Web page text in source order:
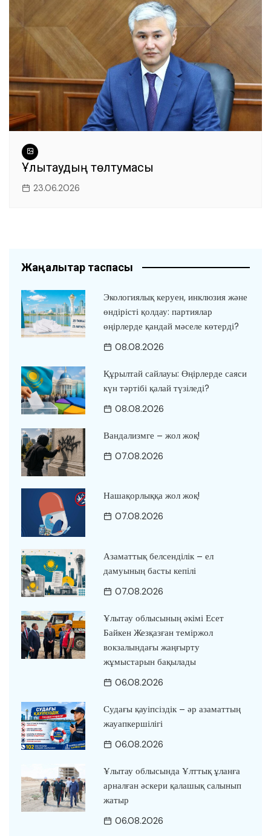
Ұлытаудың төлтумасы
23.06.2026
Жаңалықтар таспасы
Экологиялық керуен, инклюзия және
өндірісті қолдау: партиялар
өңірлерде қандай мәселе көтерді?
08.08.2026
Құрылтай сайлауы: Өңірлерде саяси
күн тәртібі қалай түзіледі?
08.08.2026
Вандализмге – жол жоқ!
07.08.2026
Нашақорлыққа жол жоқ!
07.08.2026
Азаматтық белсенділік – ел
дамуының басты кепілі
07.08.2026
Ұлытау облысының әкімі Есет
Байкен Жезқазған теміржол
вокзалындағы жаңғырту
жұмыстарын бақылады
06.08.2026
Судағы қауіпсіздік – әр азаматтың
жауапкершілігі
06.08.2026
Ұлытау облысында Ұлттық ұланға
арналған әскери қалашық салынып
жатыр
06.08.2026